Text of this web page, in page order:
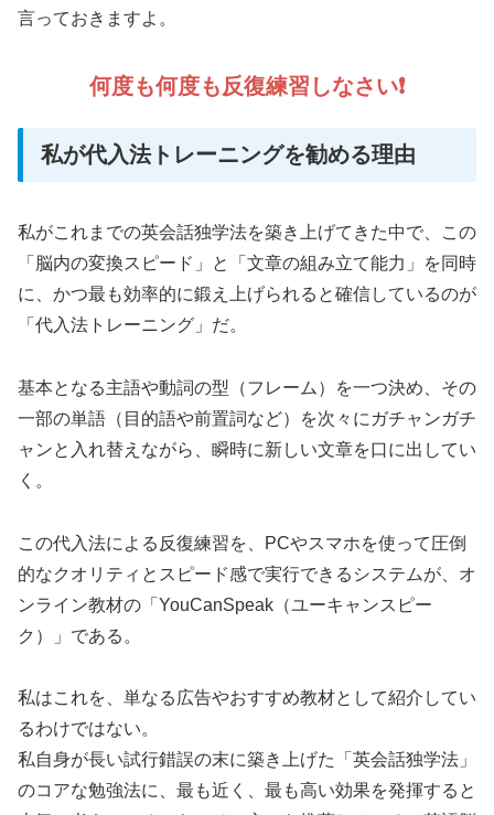
言っておきますよ。
何度も何度も反復練習しなさい❗️
私が代入法トレーニングを勧める理由
私がこれまでの英会話独学法を築き上げてきた中で、この
「脳内の変換スピード」と「文章の組み立て能力」を同時
に、かつ最も効率的に鍛え上げられると確信しているのが
「代入法トレーニング」だ。
基本となる主語や動詞の型（フレーム）を一つ決め、その
一部の単語（目的語や前置詞など）を次々にガチャンガチ
ャンと入れ替えながら、瞬時に新しい文章を口に出してい
く。
この代入法による反復練習を、PCやスマホを使って圧倒
的なクオリティとスピード感で実行できるシステムが、オ
ンライン教材の「YouCanSpeak（ユーキャンスピー
ク）」である。
私はこれを、単なる広告やおすすめ教材として紹介してい
るわけではない。
私自身が長い試行錯誤の末に築き上げた「英会話独学法」
のコアな勉強法に、最も近く、最も高い効果を発揮すると